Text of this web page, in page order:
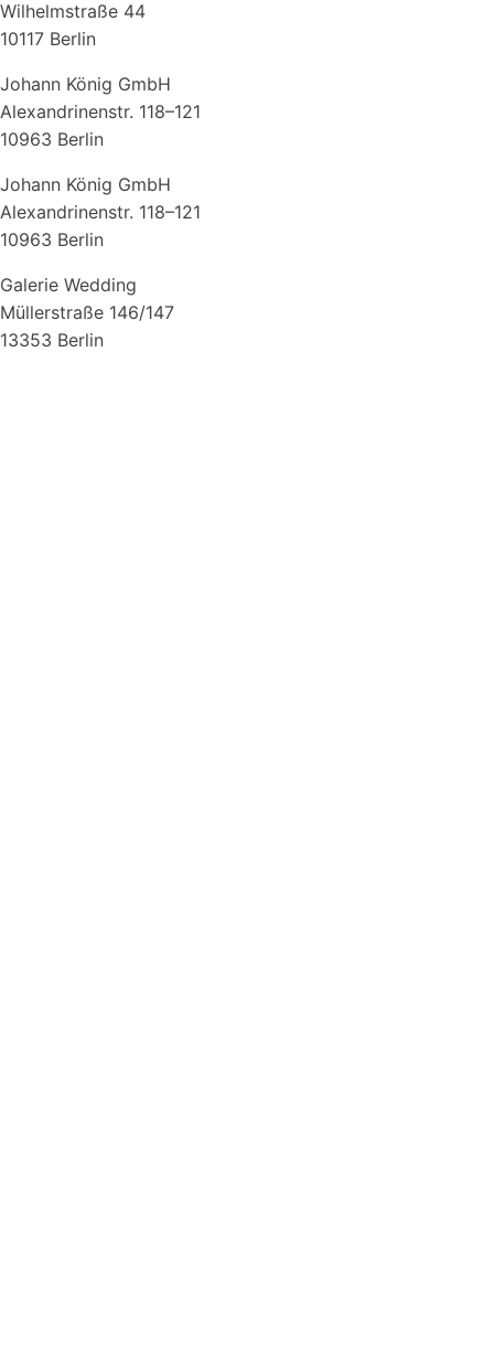
Wilhelmstraße 44
10117 Berlin
Johann König GmbH
Alexandrinenstr. 118–121
10963 Berlin
Johann König GmbH
Alexandrinenstr. 118–121
10963 Berlin
Galerie Wedding
Müllerstraße 146/147
13353 Berlin